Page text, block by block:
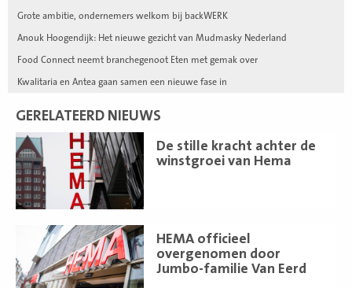
Grote ambitie, ondernemers welkom bij backWERK
Anouk Hoogendijk: Het nieuwe gezicht van Mudmasky Nederland
Food Connect neemt branchegenoot Eten met gemak over
Kwalitaria en Antea gaan samen een nieuwe fase in
GERELATEERD NIEUWS
De stille kracht achter de
winstgroei van Hema
Lees
meer
HEMA officieel
overgenomen door
Jumbo-familie Van Eerd
meer